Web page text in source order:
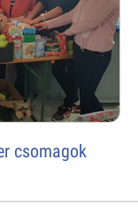
csomagok